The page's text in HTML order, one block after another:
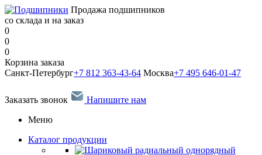
Продажа подшипников
со склада и на заказ
0
0
0
Корзина заказа
Санкт-Петербург+7 812 363-43-64 Москва+7 495 646-01-47
Заказать звонок
Напишите нам
Меню
Каталог продукции